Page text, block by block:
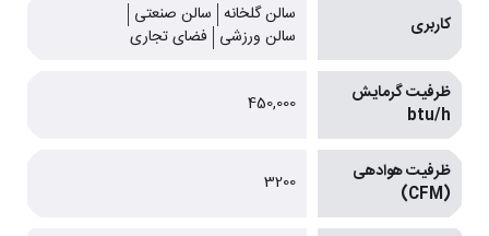
کاربری سالن گلخانه سالن صنعتی
سالن ورزشی فضای تجاری
ظرفیت گرمایش
btu/h
450,000
ظرفیت هوادهی
(CFM)
3200